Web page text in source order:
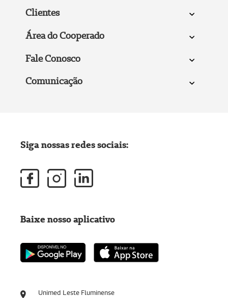
Clientes
Área do Cooperado
Fale Conosco
Comunicação
Unimed Leste Fluminense
Siga nossas redes sociais:
Baixe nosso aplicativo